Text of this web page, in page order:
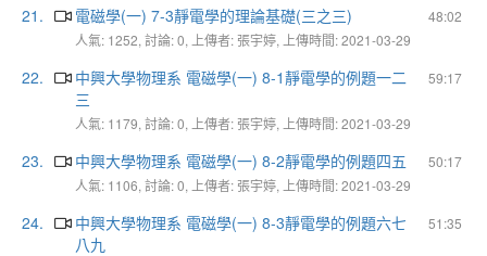
21. 48:02
電磁學(一) 7-3靜電學的理論基礎(三之三)
人氣: 1252, 討論: 0, 上傳者: 張宇婷, 上傳時間: 2021-03-29
22. 59:17
中興大學物理系 電磁學(一) 8-1靜電學的例題一二
三
人氣: 1179, 討論: 0, 上傳者: 張宇婷, 上傳時間: 2021-03-29
23. 50:17
中興大學物理系 電磁學(一) 8-2靜電學的例題四五
人氣: 1106, 討論: 0, 上傳者: 張宇婷, 上傳時間: 2021-03-29
24. 51:35
中興大學物理系 電磁學(一) 8-3靜電學的例題六七
八九